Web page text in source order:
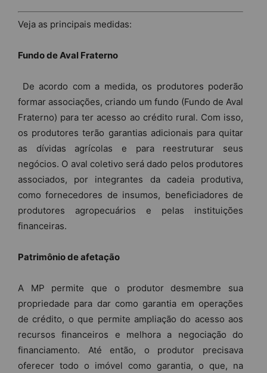
Veja as principais medidas:
Fundo de Aval Fraterno
De acordo com a medida, os produtores poderão
formar associações, criando um fundo (Fundo de Aval
Fraterno) para ter acesso ao crédito rural. Com isso,
os produtores terão garantias adicionais para quitar
as dívidas agrícolas e para reestruturar seus
negócios. O aval coletivo será dado pelos produtores
associados, por integrantes da cadeia produtiva,
como fornecedores de insumos, beneficiadores de
produtores agropecuários e pelas instituições
financeiras.
Patrimônio de afetação
A MP permite que o produtor desmembre sua
propriedade para dar como garantia em operações
de crédito, o que permite ampliação do acesso aos
recursos financeiros e melhora a negociação do
financiamento. Até então, o produtor precisava
oferecer todo o imóvel como garantia, o que, na